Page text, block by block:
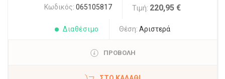
Κωδικός: 065105817 Τιμή: 220,95 €
Διαθέσιμο Θέση: Αριστερά
ΠΡΟΒΟΛΗ